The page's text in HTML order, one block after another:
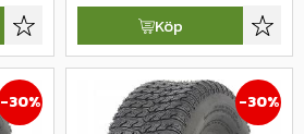
Lägg till i favoriter Lägg
Köp
30% 30%